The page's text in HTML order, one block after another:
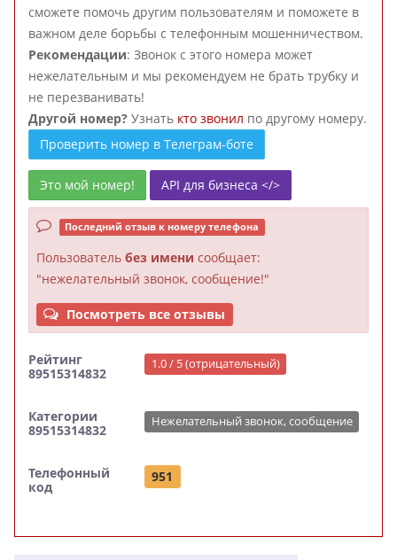
сможете помочь другим пользователям и поможете в
важном деле борьбы с телефонным мошенничеством.
Рекомендации: Звонок с этого номера может
нежелательным и мы рекомендуем не брать трубку и
не перезванивать!
Другой номер? Узнать кто звонил по другому номеру.
Проверить номер в Телеграм-боте
Это мой номер! API для бизнеса </>
Последний отзыв к номеру телефона
Пользователь без имени сообщает:
"нежелательный звонок, сообщение!"
Посмотреть все отзывы
Рейтинг
89515314832
1.0 / 5 (отрицательный)
Категории
89515314832
Нежелательный звонок, сообщение
Телефонный
код
951